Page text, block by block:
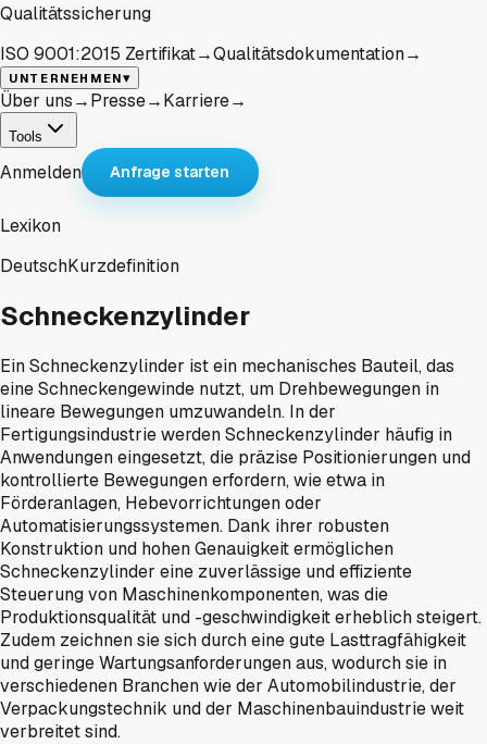
Qualitätssicherung
ISO 9001:2015 Zertifikat→Qualitätsdokumentation→
UNTERNEHMEN▾
Über uns→Presse→Karriere→
Tools
Anmelden Anfrage starten
Lexikon
DeutschKurzdefinition
Schneckenzylinder
Ein Schneckenzylinder ist ein mechanisches Bauteil, das
eine Schneckengewinde nutzt, um Drehbewegungen in
lineare Bewegungen umzuwandeln. In der
Fertigungsindustrie werden Schneckenzylinder häufig in
Anwendungen eingesetzt, die präzise Positionierungen und
kontrollierte Bewegungen erfordern, wie etwa in
Förderanlagen, Hebevorrichtungen oder
Automatisierungssystemen. Dank ihrer robusten
Konstruktion und hohen Genauigkeit ermöglichen
Schneckenzylinder eine zuverlässige und effiziente
Steuerung von Maschinenkomponenten, was die
Produktionsqualität und -geschwindigkeit erheblich steigert.
Zudem zeichnen sie sich durch eine gute Lasttragfähigkeit
und geringe Wartungsanforderungen aus, wodurch sie in
verschiedenen Branchen wie der Automobilindustrie, der
Verpackungstechnik und der Maschinenbauindustrie weit
verbreitet sind.